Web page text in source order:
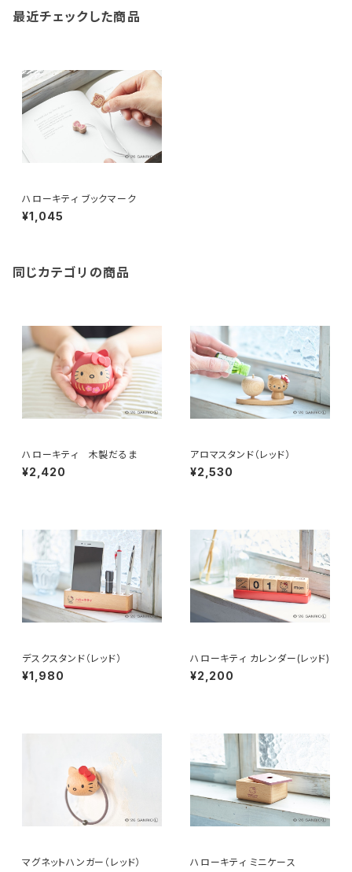
最近チェックした商品
ハローキティ ブックマーク
¥1,045
同じカテゴリの商品
ハローキティ 木製だるま
¥2,420
アロマスタンド（レッド）
¥2,530
デスクスタンド（レッド）
¥1,980
ハローキティ カレンダー(レッド)
¥2,200
マグネットハンガー（レッド） ハローキティ ミニケース